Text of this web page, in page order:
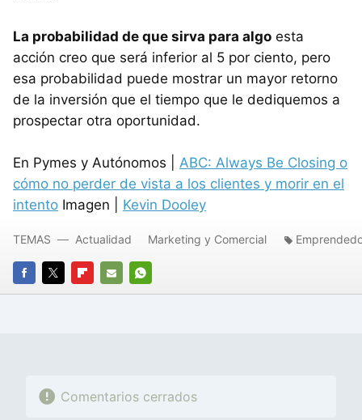
La probabilidad de que sirva para algo esta
acción creo que será inferior al 5 por ciento, pero
esa probabilidad puede mostrar un mayor retorno
de la inversión que el tiempo que le dediquemos a
prospectar otra oportunidad.
En Pymes y Autónomos | ABC: Always Be Closing o
cómo no perder de vista a los clientes y morir en el
intento Imagen | Kevin Dooley
FACEBOOK
TWITTERFLIPBOARD
E-
WHATSAPP
TEMAS Actualidad Marketing y Comercial
Comentarios cerrados